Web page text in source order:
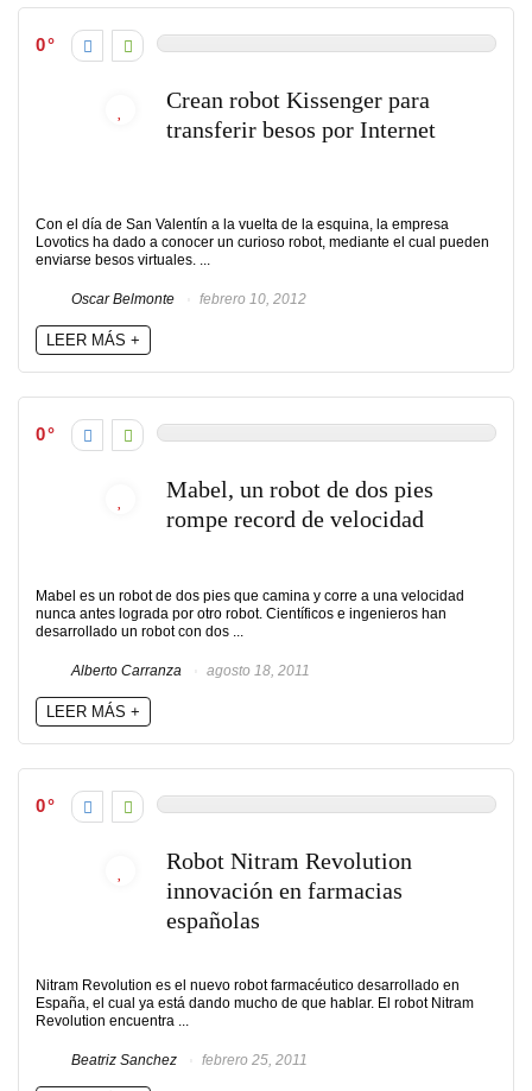
0
Crean robot Kissenger para
transferir besos por Internet
Con el día de San Valentín a la vuelta de la esquina, la empresa
Lovotics ha dado a conocer un curioso robot, mediante el cual pueden
enviarse besos virtuales. ...
Oscar Belmonte febrero 10, 2012
LEER MÁS +
0
Mabel, un robot de dos pies
rompe record de velocidad
Mabel es un robot de dos pies que camina y corre a una velocidad
nunca antes lograda por otro robot. Científicos e ingenieros han
desarrollado un robot con dos ...
Alberto Carranza agosto 18, 2011
LEER MÁS +
0
Robot Nitram Revolution
innovación en farmacias
españolas
Nitram Revolution es el nuevo robot farmacéutico desarrollado en
España, el cual ya está dando mucho de que hablar. El robot Nitram
Revolution encuentra ...
Beatriz Sanchez febrero 25, 2011